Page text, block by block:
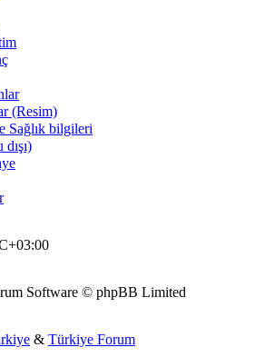
(Resim)
Sağlık bilgileri
Software © phpBB Limited
& Türkiye Forum